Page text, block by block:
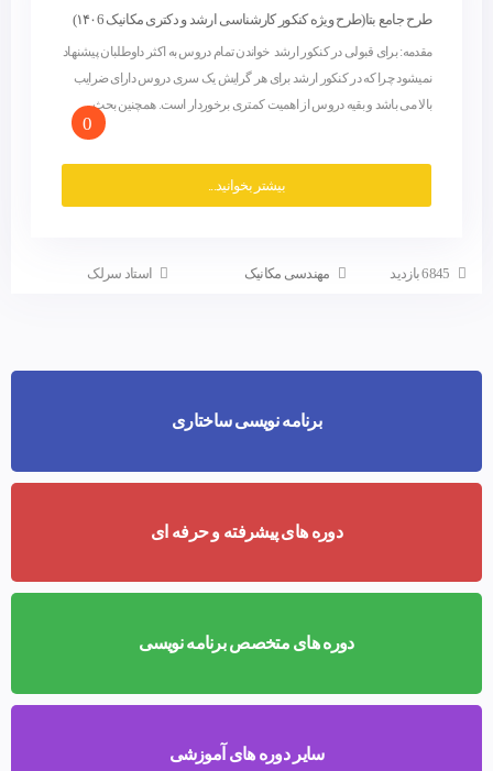
طرح جامع بتا(طرح ویژه کنکور کارشناسی ارشد و دکتری مکانیک ۱۴۰6)
مقدمه: برای قبولی در کنکور ارشد خواندن تمام دروس به اکثر داوطلبان پیشنهاد
نمیشود چرا که در کنکور ارشد برای هر گرایش یک سری دروس دارای ضرایب
بالا می باشد و بقیه دروس از اهمیت کمتری برخوردار است. همچنین بحث...
بیشتر بخوانید...
6845 بازدید مهندسی مکانیک استاد سرلک
برنامه نویسی ساختاری
دوره های پیشرفته و حرفه ای
دوره های متخصص برنامه نویسی
سایر دوره های آموزشی
0